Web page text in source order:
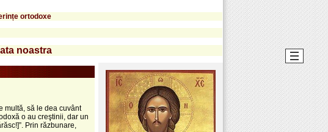
ortodoxe
noastra
multă, să le dea cuvânt
o au creştinii, dar un
Prin răzbunare,